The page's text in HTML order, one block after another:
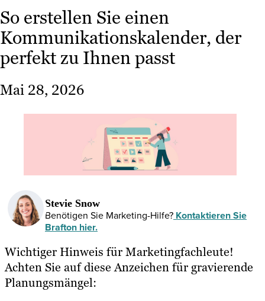
Content
Strategie
Platforms
Referenzen
So erstellen Sie einen
Kommunikationskalender, der
perfekt zu Ihnen passt
Mai 28, 2026
Stevie Snow
Benötigen Sie Marketing-Hilfe? Kontaktieren Sie
Brafton hier.
Wichtiger Hinweis für Marketingfachleute!
Achten Sie auf diese Anzeichen für gravierende
Planungsmängel: